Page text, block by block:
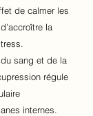
de calmer les
la
sang et de la
régule
internes.